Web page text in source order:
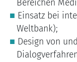
Bereichen
Einsatz bei
Weltbank);
Design von